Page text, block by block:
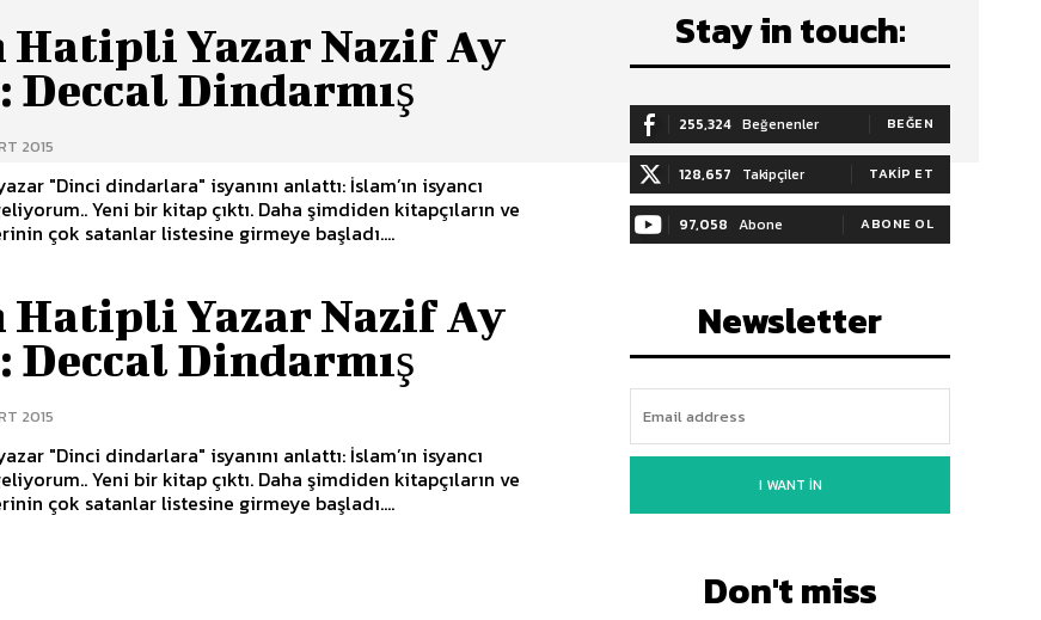
Hatipli Yazar Nazif Ay
Deccal Dindarmış
2015
"Dinci dindarlara" isyanını anlattı: İslam’ın isyancı
şimdiden kitapçıların ve
çok satanlar listesine girmeye başladı....
Hatipli Yazar Nazif Ay
Deccal Dindarmış
2015
"Dinci dindarlara" isyanını anlattı: İslam’ın isyancı
şimdiden kitapçıların ve
çok satanlar listesine girmeye başladı....
Stay in touch:
255,324 Beğenenler BEĞEN
128,657 Takipçiler TAKIP ET
97,058 Abone ABONE OL
Newsletter
I WANT IN
Don't miss